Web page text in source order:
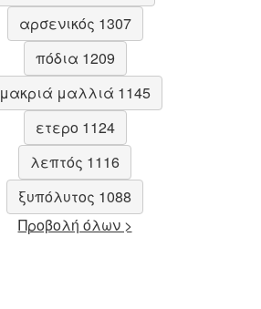
αρσενικός 1307
πόδια 1209
μακριά μαλλιά 1145
ετερο 1124
λεπτός 1116
ξυπόλυτος 1088
Προβολή όλων >